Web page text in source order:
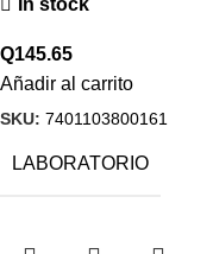
In stock
Q145.65
Añadir al carrito
SKU: 7401103800161
LABORATORIO